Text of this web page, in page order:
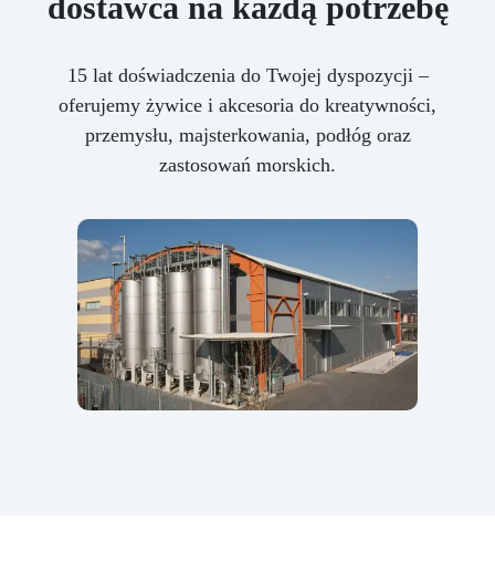
15 lat doświadczenia do Twojej dyspozycji –
oferujemy żywice i akcesoria do kreatywności,
przemysłu, majsterkowania, podłóg oraz
zastosowań morskich.